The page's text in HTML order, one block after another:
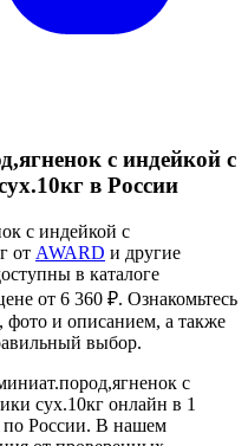
с индейкой с
в России
с индейкой с
от AWARD и другие
в каталоге
от 6 360 ₽. Ознакомьтесь
фото и описанием, а также
выбор.
с
сух.10кг онлайн в 1
по России. В нашем